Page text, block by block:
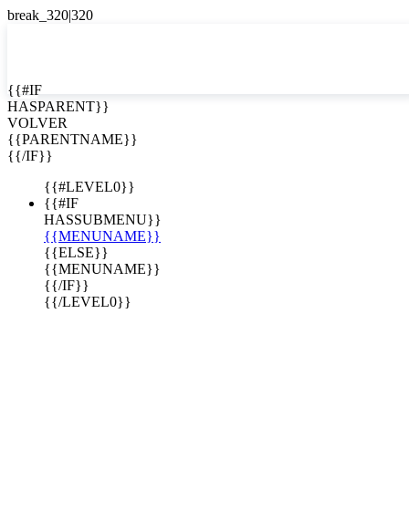

EN
ES
{{#IF
HASPARENT}}
VOLVER
{{PARENTNAME}}
{{/IF}}
{{#LEVEL0}}
{{#IF
HASSUBMENU}}
{{MENUNAME}}
{{ELSE}}
{{MENUNAME}}
{{/IF}}
{{/LEVEL0}}